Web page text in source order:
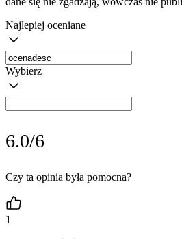
Najlepiej oceniane
Wybierz
6.0/6
Czy ta opinia była pomocna?
1